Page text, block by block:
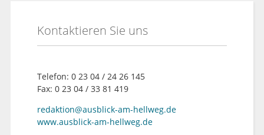
Kontaktieren Sie uns
Telefon: 0 23 04 / 24 26 145
Fax: 0 23 04 / 33 81 419
redaktion@ausblick-am-hellweg.de
www.ausblick-am-hellweg.de